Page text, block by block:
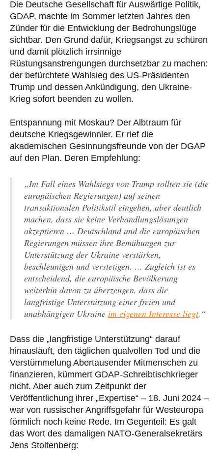
Die Deutsche Gesellschaft für Auswärtige Politik,
GDAP, machte im Sommer letzten Jahres den
Zünder für die Entwicklung der Bedrohungslüge
sichtbar. Den Grund dafür, Kriegsangst zu schüren
und damit plötzlich irrsinnige
Rüstungsanstrengungen durchsetzbar zu machen:
der befürchtete Wahlsieg des US-Präsidenten
Trump und dessen Ankündigung, den Ukraine-
Krieg sofort beenden zu wollen.
Entspannung mit Moskau? Der Albtraum für
deutsche Kriegsgewinnler. Er rief die
akademischen Gesinnungsfreunde von der DGAP
auf den Plan. Deren Empfehlung:
„Im Fall eines Wahlsiegs von Trump sollten sie (die
europäischen Regierungen) auf seinen
transaktionalen Politikstil eingehen, aber deutlich
machen, dass sie keine Verhandlungslösungen
akzeptieren … Deutschland und die europäischen
Regierungen müssen ihre Bemühungen zur
Unterstützung der Ukraine verstärken,
beschleunigen und verstetigen. … Zugleich ist es
entscheidend, die europäische Bevölkerung
weiterhin davon zu überzeugen, dass die
langfristige Unterstützung einer freien und
unabhängigen Ukraine im eigenen Interesse liegt.“
Dass die „langfristige Unterstützung“ darauf
hinausläuft, den täglichen qualvollen Tod und die
Verstümmelung Abertausender Mitmenschen zu
finanzieren, kümmert GDAP-Schreibtischkrieger
nicht. Aber auch zum Zeitpunkt der
Veröffentlichung ihrer „Expertise“ – 18. Juni 2024 –
war von russischer Angriffsgefahr für Westeuropa
förmlich noch keine Rede. Im Gegenteil: Es galt
das Wort des damaligen NATO-Generalsekretärs
Jens Stoltenberg: